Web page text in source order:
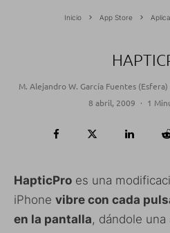
Inicio App Store
M. Alejandro W. García Fuentes (Esfera)
8 abril, 2009 · 1
HapticPro es una
iPhone vibre con cada
en la pantalla, dándole una